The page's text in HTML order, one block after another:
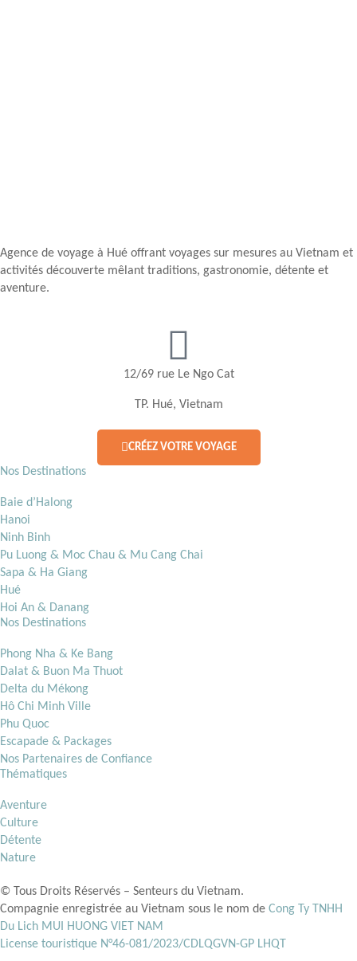
Agence de voyage à Hué offrant voyages sur mesures au Vietnam et
activités découverte mêlant traditions, gastronomie, détente et
aventure.
12/69 rue Le Ngo Cat
TP. Hué, Vietnam
CRÉEZ VOTRE VOYAGE
Nos Destinations
Baie d’Halong
Hanoi
Ninh Binh
Pu Luong & Moc Chau & Mu Cang Chai
Sapa & Ha Giang
Hué
Hoi An & Danang
Nos Destinations
Phong Nha & Ke Bang
Dalat & Buon Ma Thuot
Delta du Mékong
Hô Chi Minh Ville
Phu Quoc
Escapade & Packages
Nos Partenaires de Confiance
Thématiques
Aventure
Culture
Détente
Nature
© Tous Droits Réservés – Senteurs du Vietnam.
Compagnie enregistrée au Vietnam sous le nom de Cong Ty TNHH
Du Lich MUI HUONG VIET NAM
License touristique N°46-081/2023/CDLQGVN-GP LHQT